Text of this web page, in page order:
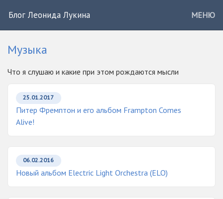
Блог Леонида Лукина МЕНЮ
Музыка
Что я слушаю и какие при этом рождаются мысли
25.01.2017
Питер Фремптон и его альбом Frampton Comes
Alive!
06.02.2016
Новый альбом Electric Light Orchestra (ELO)